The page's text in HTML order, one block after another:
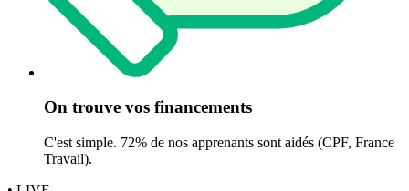
On trouve vos financements
C'est simple. 72% de nos apprenants sont aidés (CPF, France
Travail).